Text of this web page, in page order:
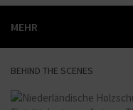
MEHR
BEHIND THE SCENES